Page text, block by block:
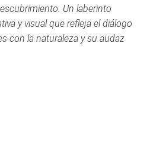
Un laberinto
y visual que refleja el diálogo
con la naturaleza y su audaz